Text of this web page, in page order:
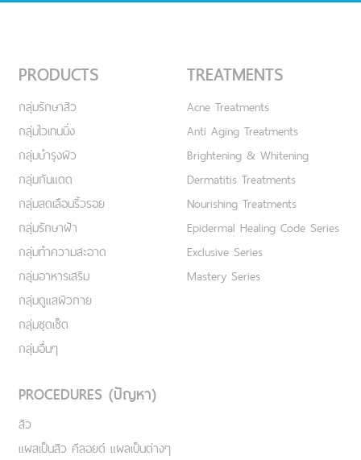
PRODUCTS
กลุ่มรักษาสิว
กลุ่มไวเทนนิ่ง
กลุ่มบำรุงผิว
กลุ่มกันแดด
กลุ่มลดเลือนริ้วรอย
กลุ่มรักษาฝ้า
กลุ่มทำความสะอาด
กลุ่มอาหารเสริม
กลุ่มดูแลผิวกาย
กลุ่มชุดเซ็ต
กลุ่มอื่นๆ
TREATMENTS
Acne Treatments
Anti Aging Treatments
Brightening & Whitening
Dermatitis Treatments
Nourishing Treatments
Epidermal Healing Code Series
Exclusive Series
Mastery Series
PROCEDURES (ปัญหา)
สิว
แผลเป็นสิว คีลอยด์ แผลเป็นต่างๆ